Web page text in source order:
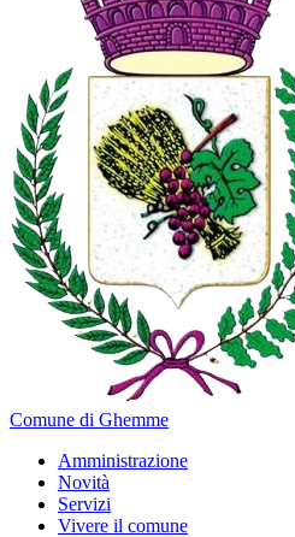
Comune di Ghemme
Amministrazione
Novità
Servizi
Vivere il comune